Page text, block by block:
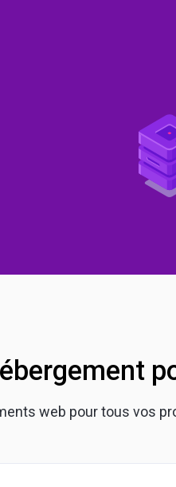
web pour tous vos